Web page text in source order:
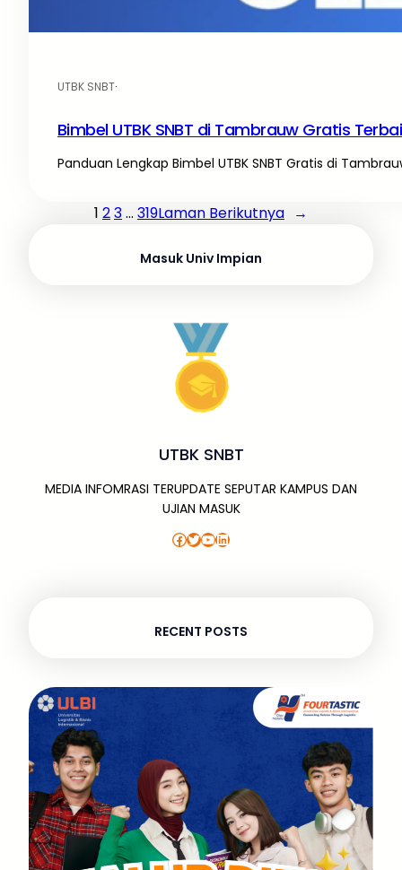
UTBK SNBT·
Bimbel UTBK SNBT di Tambrauw Gratis
Panduan Lengkap Bimbel UTBK SNBT Gratis di
1 23… 319Laman Berikutnya →
Masuk Univ Impian
UTBK SNBT
MEDIA INFOMRASI TERUPDATE SEPUTAR KAMPUS DAN
UJIAN MASUK
Facebook Twitter YouTube LinkedIn
RECENT POSTS